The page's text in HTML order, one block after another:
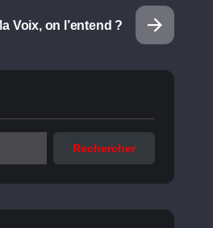
Voix, on l’entend ?
Rechercher